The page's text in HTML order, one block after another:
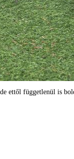
ettől függetlenül is